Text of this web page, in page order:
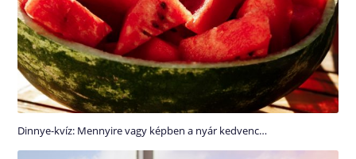
Dinnye-kvíz: Mennyire vagy képben a nyár kedvenc…